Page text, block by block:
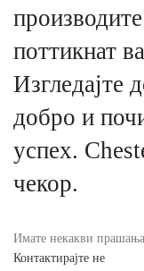
поттикнат
Изгледајте
добро и
успех.
чекор.
Имате некакви
Контактирајте не